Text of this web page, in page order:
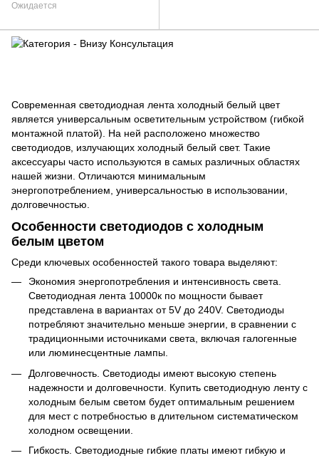
Ожидается
Современная светодиодная лента холодный белый цвет
является универсальным осветительным устройством (гибкой
монтажной платой). На ней расположено множество
светодиодов, излучающих холодный белый свет. Такие
аксессуары часто используются в самых различных областях
нашей жизни. Отличаются минимальным
энергопотреблением, универсальностью в использовании,
долговечностью.
Особенности светодиодов с холодным
белым цветом
Среди ключевых особенностей такого товара выделяют:
Экономия энергопотребления и интенсивность света.
Светодиодная лента 10000к по мощности бывает
представлена в вариантах от 5V до 240V. Светодиоды
потребляют значительно меньше энергии, в сравнении с
традиционными источниками света, включая галогенные
или люминесцентные лампы.
Долговечность. Светодиоды имеют высокую степень
надежности и долговечности. Купить светодиодную ленту с
холодным белым светом будет оптимальным решением
для мест с потребностью в длительном систематическом
холодном освещении.
Гибкость. Светодиодные гибкие платы имеют гибкую и